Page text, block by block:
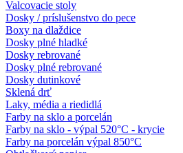
Valcovacie stoly
Dosky / príslušenstvo do pece
Boxy na dlaždice
Dosky plné hladké
Dosky rebrované
Dosky plné rebrované
Dosky dutinkové
Sklená drť
Laky, média a riedidlá
Farby na sklo a porcelán
Farby na sklo - výpal 520°C - krycie
Farby na porcelán výpal 850°C